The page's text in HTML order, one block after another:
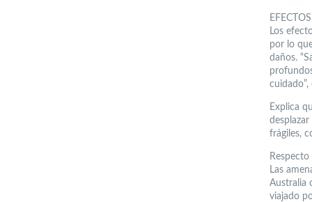
EFECTOS
Los
por lo
daños.
Explica
frágiles,
Las
Australia
viajado